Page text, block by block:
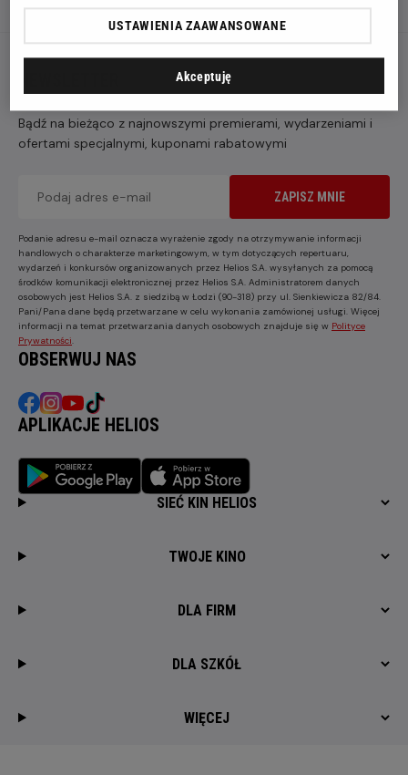
Bądź na bieżąco z najnowszymi premierami, wydarzeniami i
ofertami specjalnymi, kuponami rabatowymi
ZAPISZ MNIE
Podanie adresu e-mail oznacza wyrażenie zgody na otrzymywanie informacji
handlowych o charakterze marketingowym, w tym dotyczących repertuaru,
wydarzeń i konkursów organizowanych przez Helios S.A. wysyłanych za pomocą
środków komunikacji elektronicznej przez Helios S.A. Administratorem danych
osobowych jest Helios S.A. z siedzibą w Łodzi (90-318) przy ul. Sienkiewicza 82/84.
Pani/Pana dane będą przetwarzane w celu wykonania zamówionej usługi. Więcej
informacji na temat przetwarzania danych osobowych znajduje się w Polityce
Prywatności
OBSERWUJ NAS
APLIKACJE HELIOS
SIEĆ KIN HELIOS
TWOJE KINO
DLA FIRM
DLA SZKÓŁ
WIĘCEJ
USTAWIENIA ZAAWANSOWANE
Akceptuję